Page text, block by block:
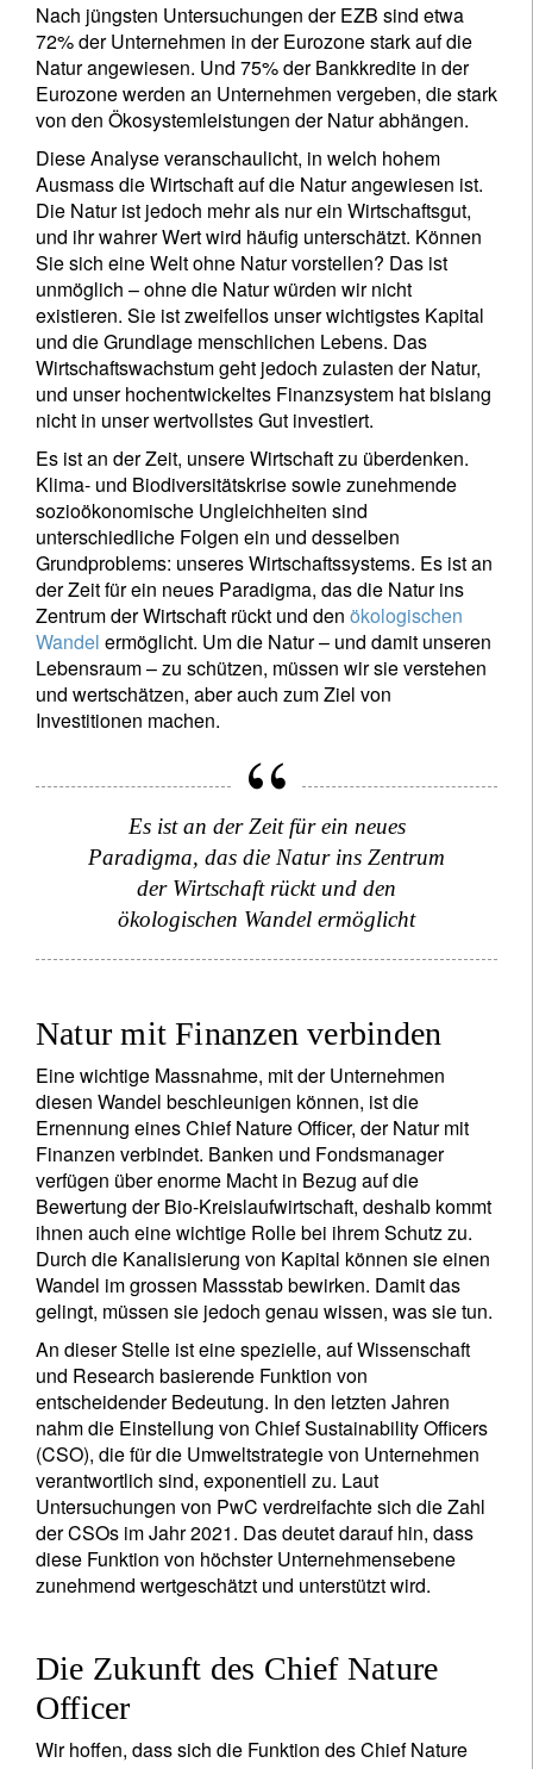
Nach jüngsten Untersuchungen der EZB sind etwa
72% der Unternehmen in der Eurozone stark auf die
Natur angewiesen. Und 75% der Bankkredite in der
Eurozone werden an Unternehmen vergeben, die stark
von den Ökosystemleistungen der Natur abhängen.
Diese Analyse veranschaulicht, in welch hohem
Ausmass die Wirtschaft auf die Natur angewiesen ist.
Die Natur ist jedoch mehr als nur ein Wirtschaftsgut,
und ihr wahrer Wert wird häufig unterschätzt. Können
Sie sich eine Welt ohne Natur vorstellen? Das ist
unmöglich – ohne die Natur würden wir nicht
existieren. Sie ist zweifellos unser wichtigstes Kapital
und die Grundlage menschlichen Lebens. Das
Wirtschaftswachstum geht jedoch zulasten der Natur,
und unser hochentwickeltes Finanzsystem hat bislang
nicht in unser wertvollstes Gut investiert.
Es ist an der Zeit, unsere Wirtschaft zu überdenken.
Klima- und Biodiversitätskrise sowie zunehmende
sozioökonomische Ungleichheiten sind
unterschiedliche Folgen ein und desselben
Grundproblems: unseres Wirtschaftssystems. Es ist an
der Zeit für ein neues Paradigma, das die Natur ins
Zentrum der Wirtschaft rückt und den ökologischen
Wandel ermöglicht. Um die Natur – und damit unseren
Lebensraum – zu schützen, müssen wir sie verstehen
und wertschätzen, aber auch zum Ziel von
Investitionen machen.
Es ist an der Zeit für ein neues
Paradigma, das die Natur ins Zentrum
der Wirtschaft rückt und den
ökologischen Wandel ermöglicht
Natur mit Finanzen verbinden
Eine wichtige Massnahme, mit der Unternehmen
diesen Wandel beschleunigen können, ist die
Ernennung eines Chief Nature Officer, der Natur mit
Finanzen verbindet. Banken und Fondsmanager
verfügen über enorme Macht in Bezug auf die
Bewertung der Bio-Kreislaufwirtschaft, deshalb kommt
ihnen auch eine wichtige Rolle bei ihrem Schutz zu.
Durch die Kanalisierung von Kapital können sie einen
Wandel im grossen Massstab bewirken. Damit das
gelingt, müssen sie jedoch genau wissen, was sie tun.
An dieser Stelle ist eine spezielle, auf Wissenschaft
und Research basierende Funktion von
entscheidender Bedeutung. In den letzten Jahren
nahm die Einstellung von Chief Sustainability Officers
(CSO), die für die Umweltstrategie von Unternehmen
verantwortlich sind, exponentiell zu. Laut
Untersuchungen von PwC verdreifachte sich die Zahl
der CSOs im Jahr 2021. Das deutet darauf hin, dass
diese Funktion von höchster Unternehmensebene
zunehmend wertgeschätzt und unterstützt wird.
Die Zukunft des Chief Nature
Officer
Wir hoffen, dass sich die Funktion des Chief Nature